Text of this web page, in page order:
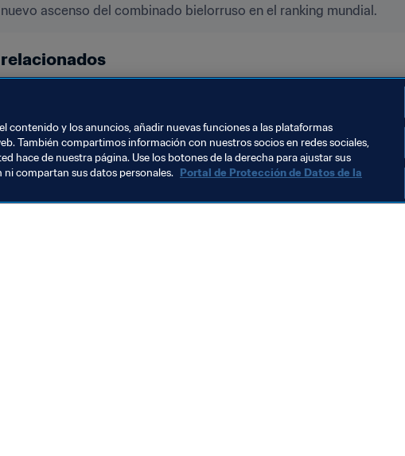
ascenso del combinado bielorruso en el ranking mundial.
relacionados
contenido y los anuncios, añadir nuevas funciones a las plataformas
También compartimos información con nuestros socios en redes sociales,
hace de nuestra página. Use los botones de la derecha para ajustar sus
compartan sus datos personales. Portal de Protección de Datos de la